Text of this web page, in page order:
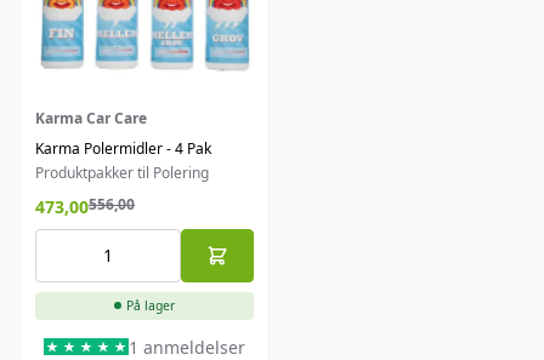
Karma Car Care
Karma Polermidler - 4 Pak
Produktpakker til Polering
473,00556,00
På lager
1 anmeldelser